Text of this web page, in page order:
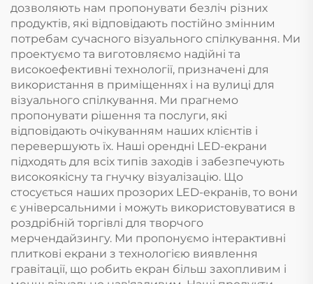
дозволяють нам пропонувати безліч різних
продуктів, які відповідають постійно змінним
потребам сучасного візуального спілкування. Ми
проектуємо та виготовляємо надійні та
високоефективні технології, призначені для
використання в приміщеннях і на вулиці для
візуального спілкування. Ми прагнемо
пропонувати рішення та послуги, які
відповідають очікуванням наших клієнтів і
перевершують їх. Наші орендні LED-екрани
підходять для всіх типів заходів і забезпечують
високоякісну та гнучку візуалізацію. Що
стосується наших прозорих LED-екранів, то вони
є універсальними і можуть використовуватися в
роздрібній торгівлі для творчого
мерчендайзингу. Ми пропонуємо інтерактивні
плиткові екрани з технологією виявлення
гравітації, що робить екран більш захопливим і